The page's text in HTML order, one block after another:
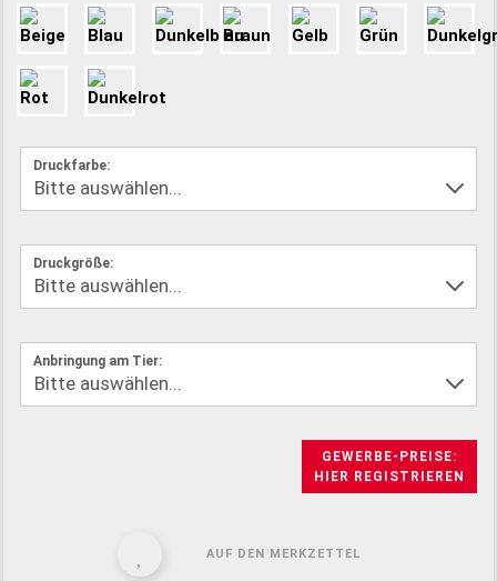
Druckfarbe:
Druckgröße:
Anbringung am Tier:
GEWERBE-PREISE:
HIER REGISTRIEREN
AUF DEN MERKZETTEL